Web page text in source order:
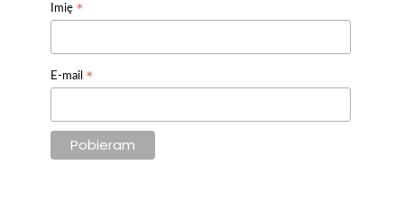
Imię *
E-mail *